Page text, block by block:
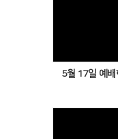
5월 17일 예배